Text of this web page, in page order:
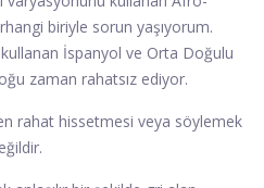
biriyle sorun yaşıyorum.
İspanyol ve Orta Doğulu
zaman rahatsız ediyor.
rahat hissetmesi veya söylemek